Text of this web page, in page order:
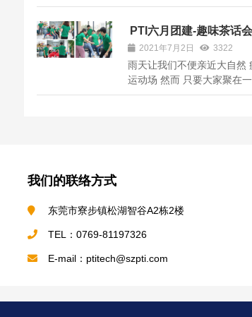
要负责机器出厂前的组装、
今年已经48岁，作为PTI*年
欢叫他桥哥。 就是这样一位
PTI六月团建-趣味茶话会
2021年7月2日 3322
雨天让我们不便亲近大自然
运动场 然而 只要大家聚在
子 萝卜蹲 挤眉弄眼 这一系
我们的联络方式
东莞市寮步镇松湖智谷A2栋2楼
TEL：0769-81197326
E-mail：ptitech@szpti.com